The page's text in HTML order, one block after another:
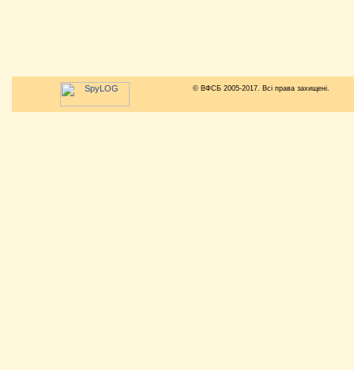
© ВФСБ 2005-2017. Всі права захищені.